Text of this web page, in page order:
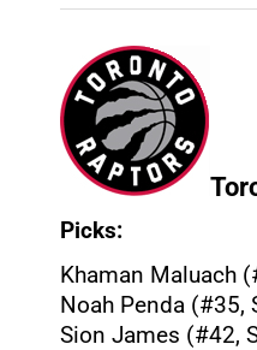
Picks:
Khaman Maluach
Noah Penda (#35,
Sion James (#42,